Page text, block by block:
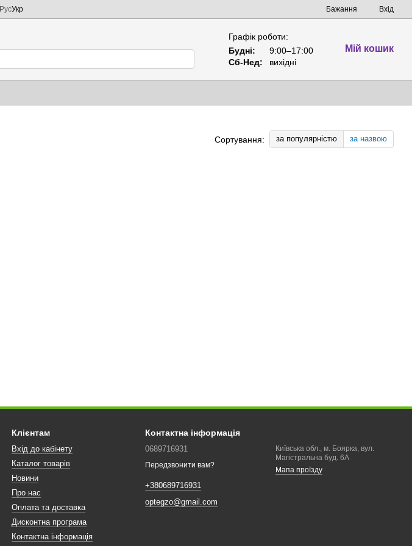
РусУкр Бажання Вхід
Графік роботи:
Будні:
9:00–17:00
Сб-Нед:
вихідні
Мій кошик
Сортування: за популярністю за назвою
Клієнтам
Вхід до кабінету
Каталог товарів
Новини
Про нас
Оплата та доставка
Дисконтна програма
Контактна інформація
Контактна інформація
0689716931
Передзвонити вам?
+380689716931
optegzo@gmail.com
Київська обл., м. Боярка, вул.
Магістральна буд. 6А
Мапа проїзду